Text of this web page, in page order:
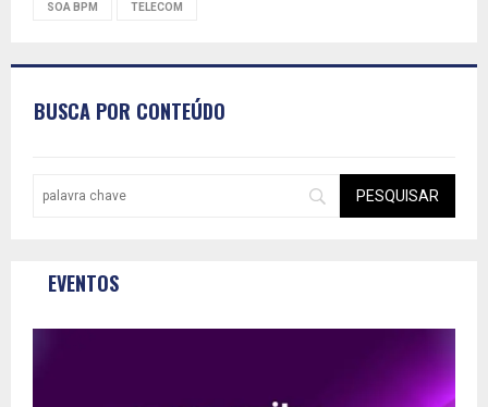
SOA BPM TELECOM
BUSCA POR CONTEÚDO
EVENTOS